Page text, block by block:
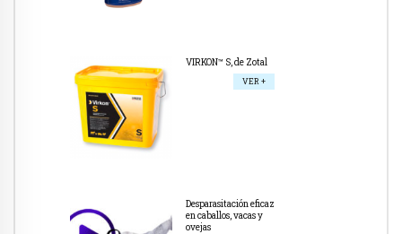
VIRKON™ S, de Zotal
VER +
Desparasitación eficaz
en caballos, vacas y
ovejas